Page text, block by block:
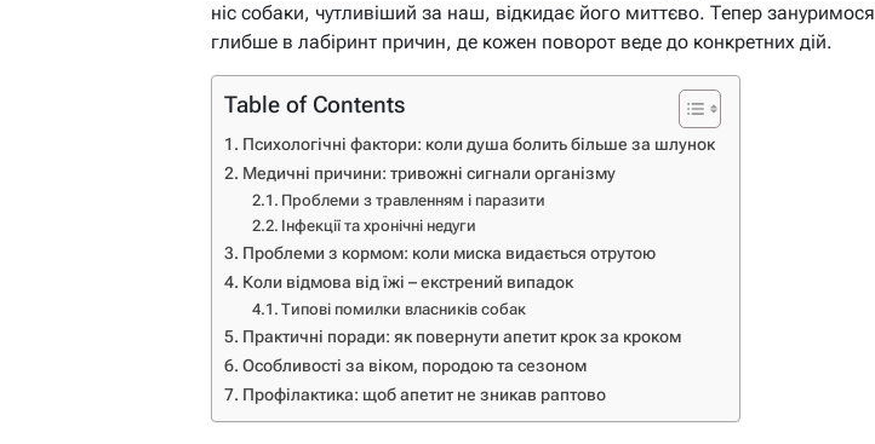
ніс собаки, чутливіший за наш, відкидає його миттєво. Тепер зануримося
глибше в лабіринт причин, де кожен поворот веде до конкретних дій.
Table of Contents
Психологічні фактори: коли душа болить більше за шлунок
Медичні причини: тривожні сигнали організму
Проблеми з травленням і паразити
Інфекції та хронічні недуги
Проблеми з кормом: коли миска видається отрутою
Коли відмова від їжі – екстрений випадок
Типові помилки власників собак
Практичні поради: як повернути апетит крок за кроком
Особливості за віком, породою та сезоном
Профілактика: щоб апетит не зникав раптово